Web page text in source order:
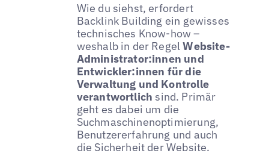
Wie du siehst, erfordert
Backlink Building ein gewisses
technisches Know-how –
weshalb in der RegelWebsite-
Administrator:innen und
Entwickler:innen für die
Verwaltung und Kontrolle
verantwortlich sind. Primär
geht es dabei um die
Suchmaschinenoptimierung,
Benutzererfahrung und auch
die Sicherheit der Website.